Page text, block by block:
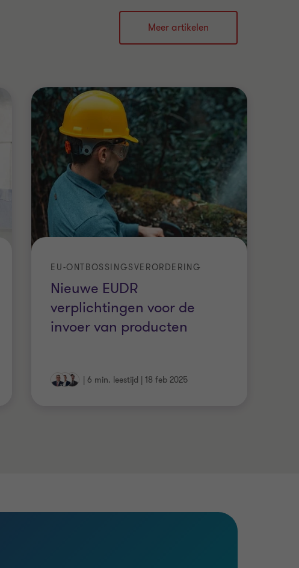
Meer artikelen
Nieuwe EUDR
verplichtingen voor de
invoer van producten
EU-ONTBOSSINGSVERORDERING
| 6 min. leestijd | 18 feb 2025